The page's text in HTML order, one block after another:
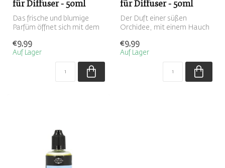
für Diffuser - 50ml
Das frische und blumige
Parfüm öffnet sich mit dem
Orang...
€9,99
Auf Lager
für Diffuser - 50ml
Der Duft einer süßen
Orchidee, mit einem Hauch
€9,99
Auf Lager